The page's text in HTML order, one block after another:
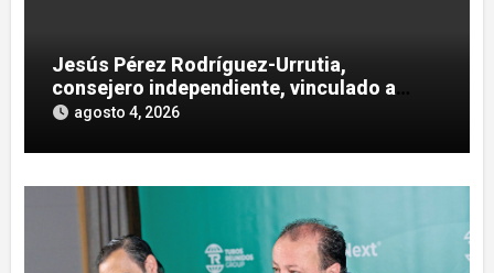
Jesús Pérez Rodríguez-Urrutia,
consejero independiente, vinculado a
maniobras en el rescate de Tubos
agosto 4, 2026